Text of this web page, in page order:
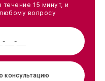
15 минут, и
вопросу
консультацию